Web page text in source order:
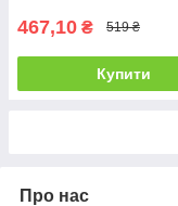
467,10 ₴ 519 ₴
Купити
Про нас